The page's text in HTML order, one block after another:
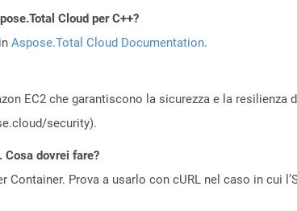
Cloud per C++?
Aspose.Total Cloud Documentation.
EC2 che garantiscono la sicurezza e la
security).
Cosa dovrei fare?
Prova a usarlo con cURL nel caso in cui